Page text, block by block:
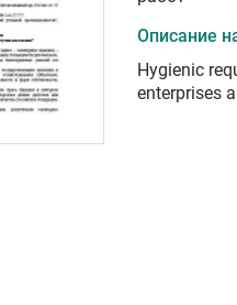
Описание
Hygienic
enterprises